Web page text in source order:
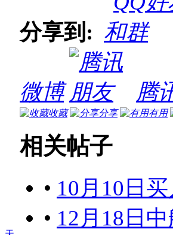
分享到:
微博 腾
收藏 分享 有用
相关帖子
• 10月10日
• 12月18日